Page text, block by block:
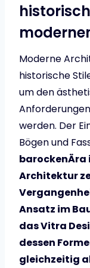
Moderne
historische
um den
werden. Der
Bögen und
barockenÄra
Architektur
Ansatz im
dasVitra
dessen
gleichzeitig